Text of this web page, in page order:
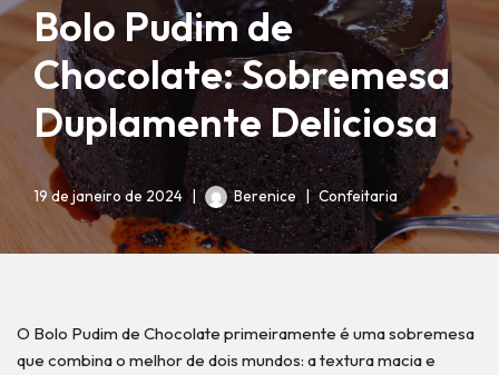
Bolo Pudim de
Chocolate: Sobremesa
Duplamente Deliciosa
19 de janeiro de 2024 Berenice Confeitaria
O Bolo Pudim de Chocolate primeiramente é uma sobremesa
que combina o melhor de dois mundos: a textura macia e